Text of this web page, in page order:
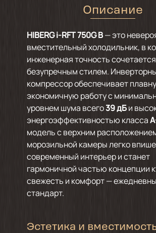
Описание
HIBERG i-RFT 750G B— это
вместительный холодильник, в
инженерная точность
безупречным стилем.
компрессор обеспечивает
экономичную работу с
уровнем шума всего39 дБи
энергоэффективностью класса
модель с верхним
морозильной камеры легко
современный интерьер и станет
гармоничной частью концепции
свежесть и комфорт —
стандарт.
Эстетика и